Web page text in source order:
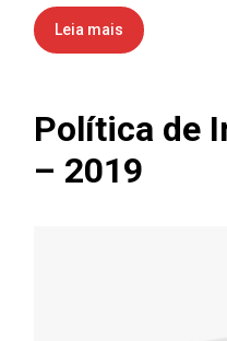
Leia mais
Política de
– 2019